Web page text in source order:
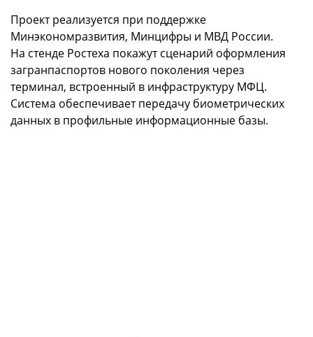
Проект реализуется при поддержке
Минэкономразвития, Минцифры и МВД России.
На стенде Ростеха покажут сценарий оформления
загранпаспортов нового поколения через
терминал, встроенный в инфраструктуру МФЦ.
Система обеспечивает передачу биометрических
данных в профильные информационные базы.